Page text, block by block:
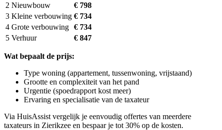
2 Nieuwbouw
€ 798
3 Kleine verbouwing € 734
4 Grote verbouwing € 734
5 Verhuur € 847
Wat bepaalt de prijs:
Type woning (appartement, tussenwoning, vrijstaand)
Grootte en complexiteit van het pand
Urgentie (spoedrapport kost meer)
Ervaring en specialisatie van de taxateur
Via HuisAssist vergelijk je eenvoudig offertes van meerdere
taxateurs in Zierikzee en bespaar je tot 30% op de kosten.